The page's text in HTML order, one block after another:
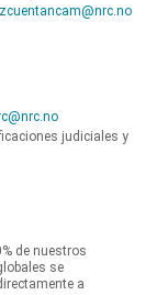
judiciales y
de nuestros
se
a